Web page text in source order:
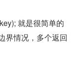
就是很简单的
界情况，多个返回